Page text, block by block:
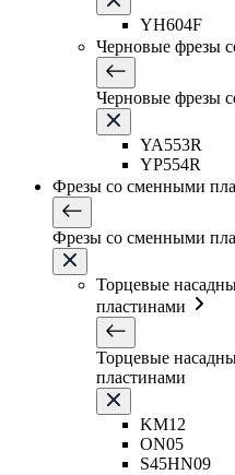
YH604F
Черновые фрезы
Черновые фрезы
YA553R
YP554R
Фрезы со сменными
Фрезы со сменными
Торцевые
пластинами
Торцевые
пластинами
KM12
ON05
S45HN09